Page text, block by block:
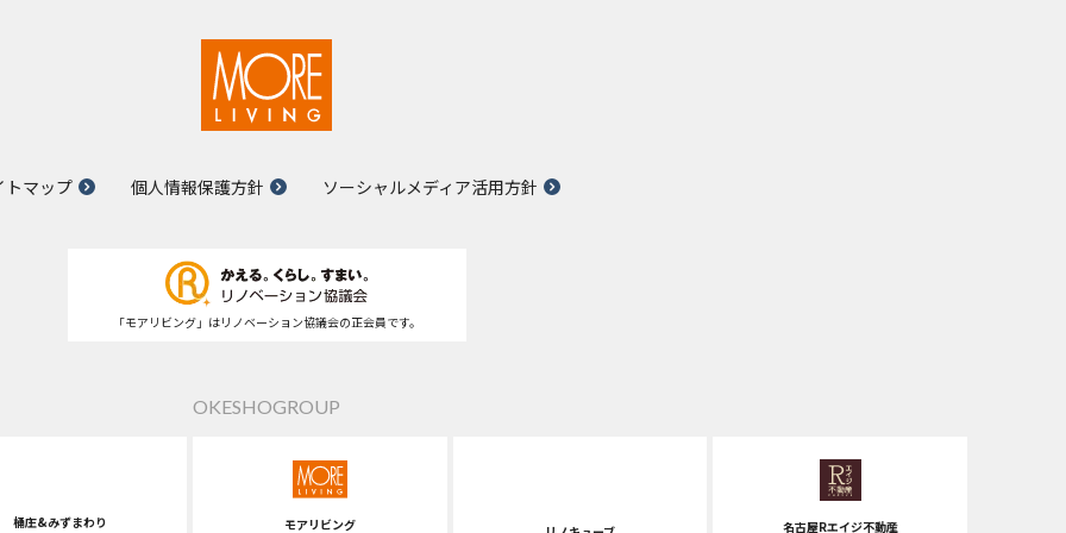
トマップ 個人情報保護方針 ソーシャルメディア活用方針
「モアリビング」はリノベーション協議会の正会員です。
OKESHOGROUP
桶庄&みずまわり モアリビング 名古屋Rエイジ不動産